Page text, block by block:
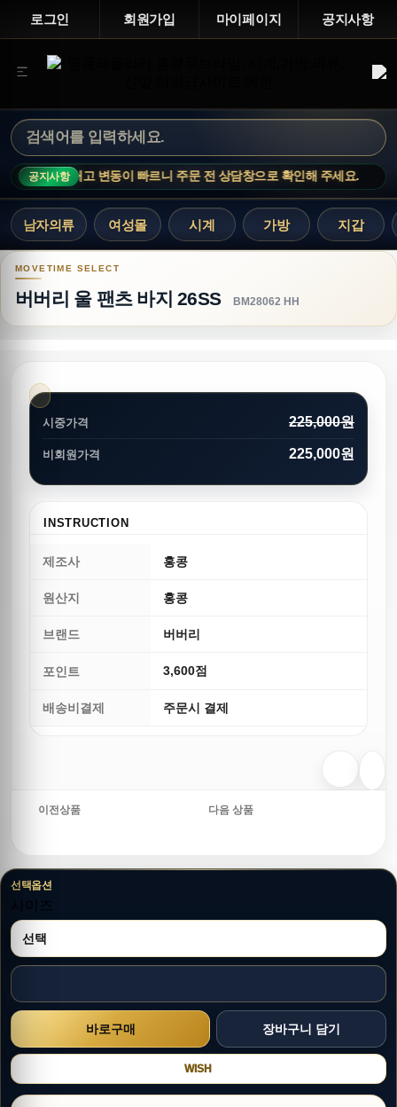
로그인 회원가입 마이페이지 공지사항
공지사항
기 상품은 재고 변동이 빠르니 주문 전 상담창으로 확인해 주세요.
남자의류 여성몰 시계 가방 지갑
버버리 울 팬츠 바지 26SS
버버리 울 팬츠 바지 26SS BM28062 HH
시중가격 225,000원
비회원가격 225,000원
INSTRUCTION
제조사 홍콩
원산지 홍콩
브랜드 버버리
포인트 3,600점
배송비결제 주문시 결제
이전상품 다음 상품
선택옵션
사이즈
WISH